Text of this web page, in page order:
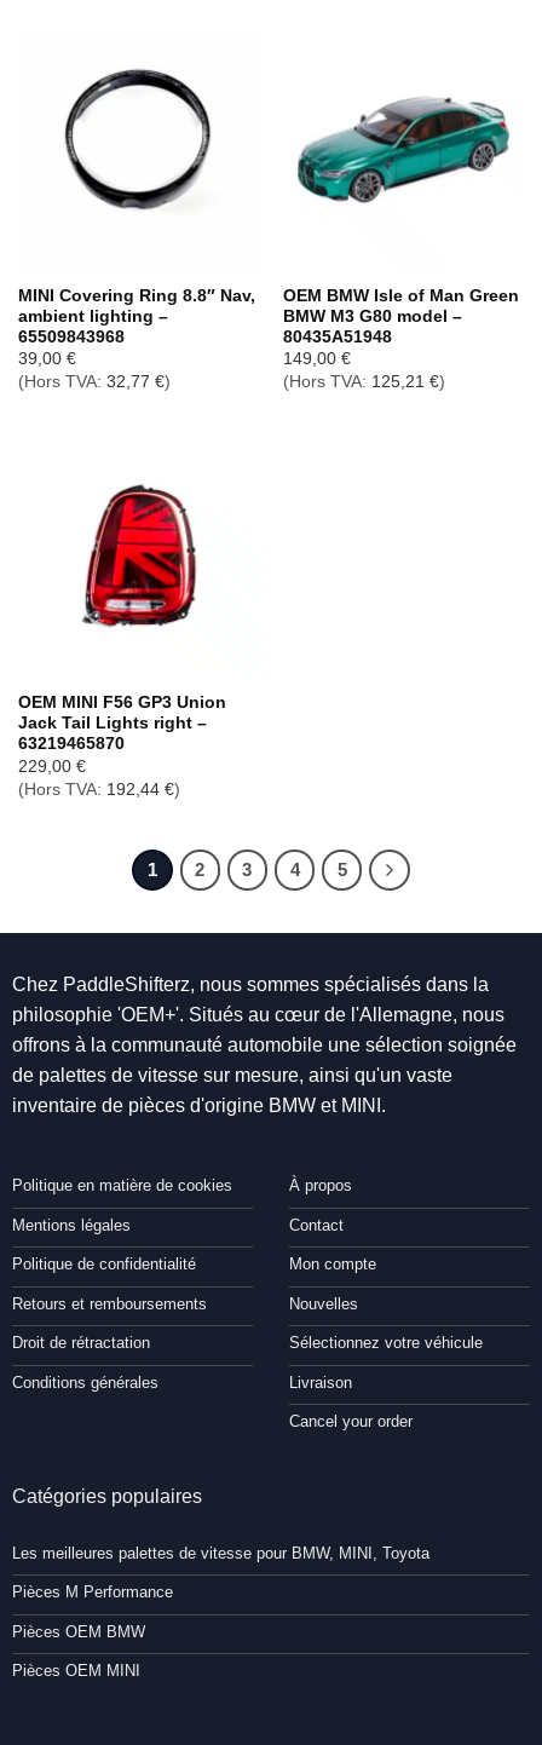
MINI Covering Ring 8.8″ Nav,
ambient lighting –
65509843968
39,00 €
(Hors TVA: 32,77 €)
OEM BMW Isle of Man Green
BMW M3 G80 model –
80435A51948
149,00 €
(Hors TVA: 125,21 €)
OEM MINI F56 GP3 Union
Jack Tail Lights right –
63219465870
229,00 €
(Hors TVA: 192,44 €)
1 2 3 4 5
Chez PaddleShifterz, nous sommes spécialisés dans la
philosophie 'OEM+'. Situés au cœur de l'Allemagne, nous
offrons à la communauté automobile une sélection soignée
de palettes de vitesse sur mesure, ainsi qu'un vaste
inventaire de pièces d'origine BMW et MINI.
Politique en matière de cookies
Mentions légales
Politique de confidentialité
Retours et remboursements
Droit de rétractation
Conditions générales
À propos
Contact
Mon compte
Nouvelles
Sélectionnez votre véhicule
Livraison
Cancel your order
Catégories populaires
Les meilleures palettes de vitesse pour BMW, MINI, Toyota
Pièces M Performance
Pièces OEM BMW
Pièces OEM MINI